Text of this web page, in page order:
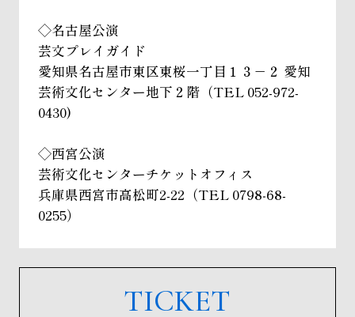
◇名古屋公演
芸文プレイガイド
愛知県名古屋市東区東桜一丁目１３－２ 愛知
芸術文化センター地下２階（TEL 052-972-
0430)
◇西宮公演
芸術文化センターチケットオフィス
兵庫県西宮市高松町2-22（TEL 0798‐68-
0255）
TICKET